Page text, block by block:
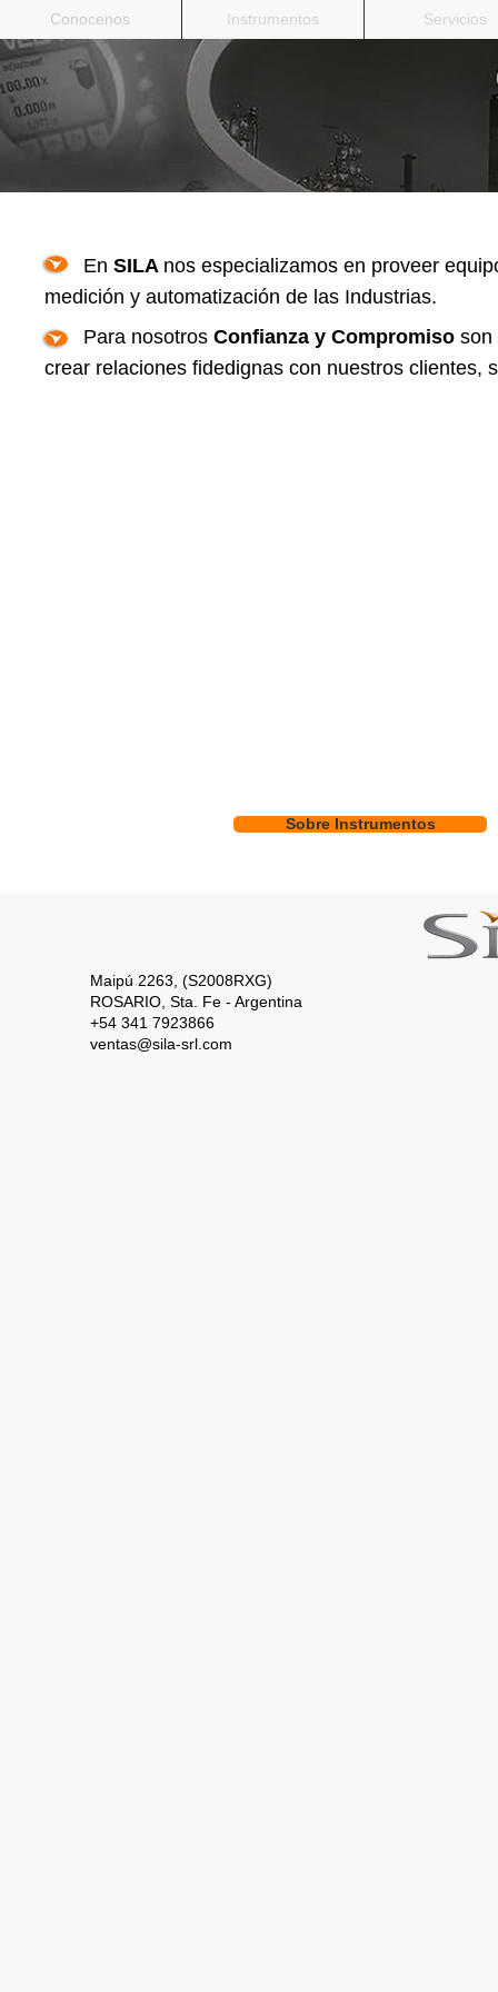
Conocenos Instrumentos Servicios
En SILA nos especializamos en proveer
medición y automatización de las Industrias.
Para nosotros Confianza y Compromiso son
crear relaciones fidedignas con nuestros clientes,
Sobre Instrumentos
Maipú 2263, (S2008RXG)
ROSARIO, Sta. Fe - Argentina
+54 341 7923866
ventas@sila-srl.com